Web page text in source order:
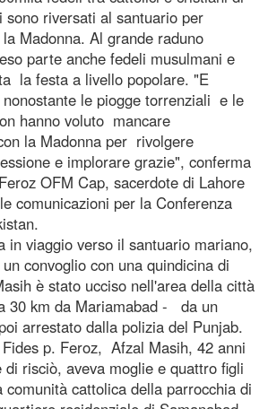
sono riversati al santuario per
Madonna. Al grande raduno
parte anche fedeli musulmani e
la festa a livello popolare. "E
nonostante le piogge torrenziali e le
hanno voluto mancare
la Madonna per rivolgere
e implorare grazie", conferma
OFM Cap, sacerdote di Lahore
comunicazioni per la Conferenza
in viaggio verso il santuario mariano,
convoglio con una quindicina di
è stato ucciso nell'area della città
30 km da Mariamabad - da un
arrestato dalla polizia del Punjab.
p. Feroz, Afzal Masih, 42 anni
di risciò, aveva moglie e quattro figli
comunità cattolica della parrocchia di